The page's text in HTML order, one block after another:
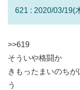
621 : 2020/03/19(
>>619
そういや格闘か
きもったまいのち
う